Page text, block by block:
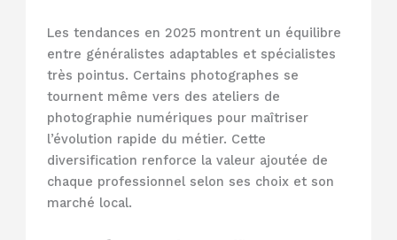
Les tendances en 2025 montrent un équilibre
entre généralistes adaptables et spécialistes
très pointus. Certains photographes se
tournent même vers des ateliers de
photographie numériques pour maîtriser
l’évolution rapide du métier. Cette
diversification renforce la valeur ajoutée de
chaque professionnel selon ses choix et son
marché local.